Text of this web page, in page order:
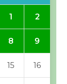
1 2
8 9
15 16